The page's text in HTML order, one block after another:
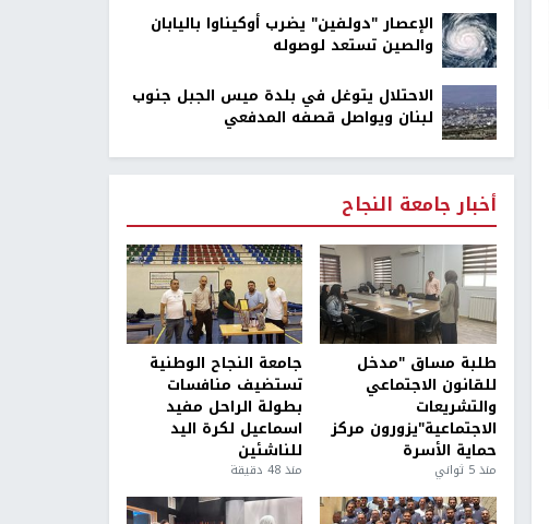
الإعصار "دولفين" يضرب أوكيناوا باليابان
والصين تستعد لوصوله
الاحتلال يتوغل في بلدة ميس الجبل جنوب
لبنان ويواصل قصفه المدفعي
أخبار جامعة النجاح
طلبة مساق "مدخل
للقانون الاجتماعي
والتشريعات
الاجتماعية"يزورون مركز
حماية الأسرة
منذ 5 ثواني
جامعة النجاح الوطنية
تستضيف منافسات
بطولة الراحل مفيد
اسماعيل لكرة اليد
للناشئين
منذ 48 دقيقة